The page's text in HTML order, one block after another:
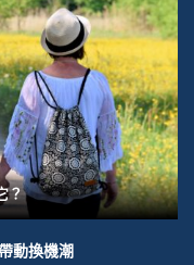
？
動換機潮